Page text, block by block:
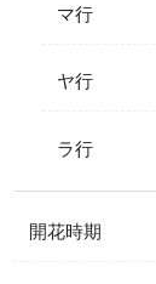
マ行
ヤ行
ラ行
開花時期